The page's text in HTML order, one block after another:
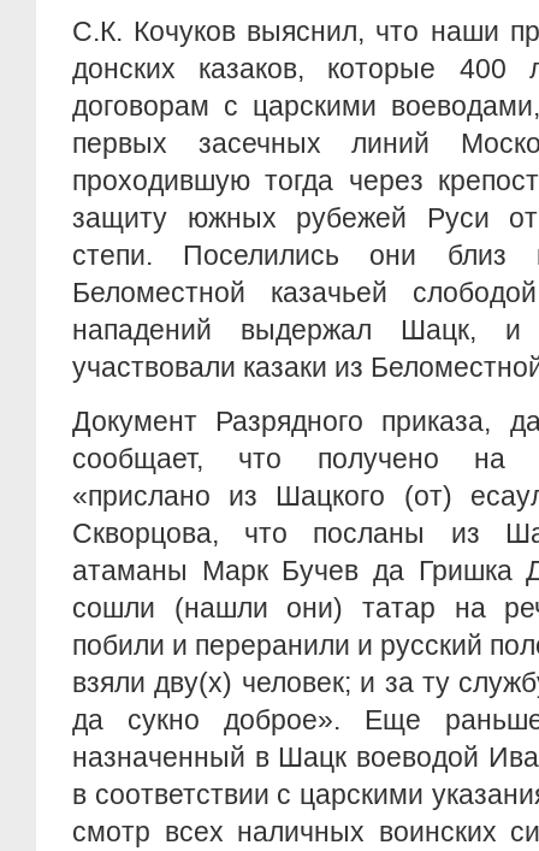
С.К. Кочуков выяснил, что наши
донских казаков, которые 400
договорам с царскими
первых засечных линий
проходившую тогда через
защиту южных рубежей Руси от
степи. Поселились они близ
Беломестной казачьей
нападений выдержал Шацк, и
участвовали казаки из
Документ Разрядного приказа,
сообщает, что получено на
«прислано из Шацкого (от)
Скворцова, что посланы из
атаманы Марк Бучев да Гришка
сошли (нашли они) татар на
побили и переранили и русский
взяли дву(х) человек; и за ту
да сукно доброе». Еще
назначенный в Шацк воеводой
в соответствии с царскими
смотр всех наличных воинских